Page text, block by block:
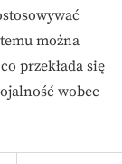
można
przekłada się
wobec